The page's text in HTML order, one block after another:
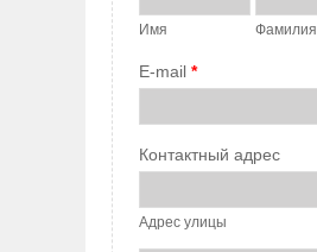
Имя Фамилия
E-mail*
Контактный адрес
Адрес улицы